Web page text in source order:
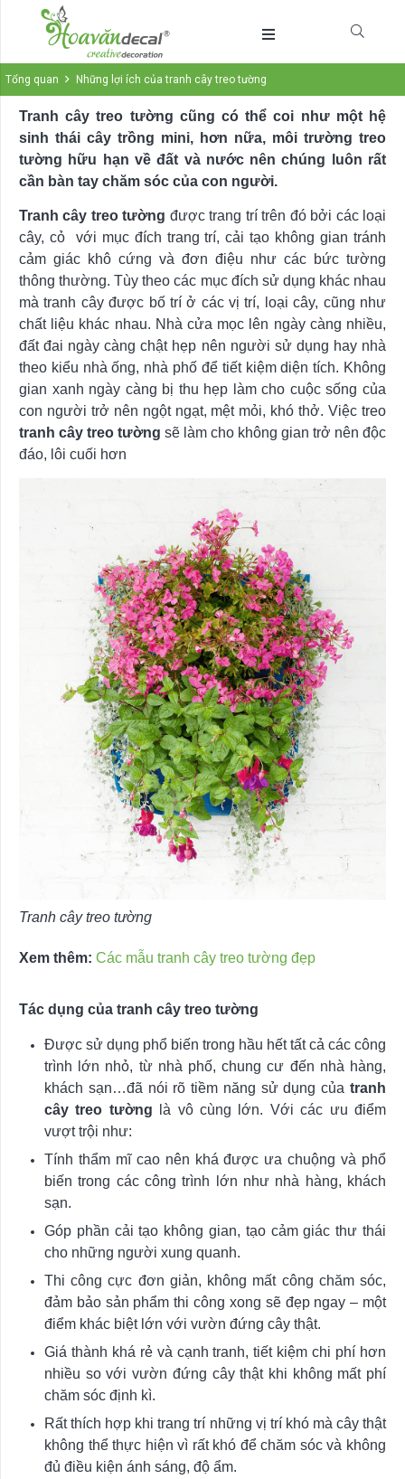
Tổng quan Những lợi ích của tranh cây treo tường
Tranh cây treo tường cũng có thể coi như một hệ
sinh thái cây trồng mini, hơn nữa, môi trường treo
tường hữu hạn về đất và nước nên chúng luôn rất
cần bàn tay chăm sóc của con người.
Tranh cây treo tường được trang trí trên đó bởi các loại
cây, cỏ với mục đích trang trí, cải tạo không gian tránh
cảm giác khô cứng và đơn điệu như các bức tường
thông thường. Tùy theo các mục đích sử dụng khác nhau
mà tranh cây được bố trí ở các vị trí, loại cây, cũng như
chất liệu khác nhau. Nhà cửa mọc lên ngày càng nhiều,
đất đai ngày càng chật hẹp nên người sử dụng hay nhà
theo kiểu nhà ống, nhà phố để tiết kiệm diện tích. Không
gian xanh ngày càng bị thu hẹp làm cho cuộc sống của
con người trở nên ngột ngạt, mệt mỏi, khó thở. Việc treo
tranh cây treo tường sẽ làm cho không gian trở nên độc
đáo, lôi cuối hơn
Tranh cây treo tường
Xem thêm: Các mẫu tranh cây treo tường đẹp
Tác dụng của tranh cây treo tường
Được sử dụng phổ biến trong hầu hết tất cả các công
trình lớn nhỏ, từ nhà phố, chung cư đến nhà hàng,
khách sạn…đã nói rõ tiềm năng sử dụng của tranh
cây treo tường là vô cùng lớn. Với các ưu điểm
vượt trội như:
Tính thẩm mĩ cao nên khá được ưa chuộng và phổ
biến trong các công trình lớn như nhà hàng, khách
sạn.
Góp phần cải tạo không gian, tạo cảm giác thư thái
cho những người xung quanh.
Thi công cực đơn giản, không mất công chăm sóc,
đảm bảo sản phẩm thi công xong sẽ đẹp ngay – một
điểm khác biệt lớn với vườn đứng cây thật.
Giá thành khá rẻ và cạnh tranh, tiết kiệm chi phí hơn
nhiều so với vườn đứng cây thật khi không mất phí
chăm sóc định kì.
Rất thích hợp khi trang trí những vị trí khó mà cây thật
không thể thực hiện vì rất khó để chăm sóc và không
đủ điều kiện ánh sáng, độ ẩm.